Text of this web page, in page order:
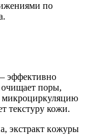
по
эффективно
очищает поры,
микроциркуляцию
текстуру кожи.
экcтpaкт кoжуpы